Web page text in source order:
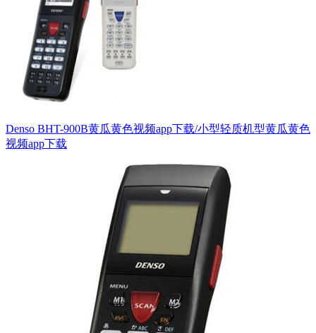
Denso BHT-900B黄瓜黄色视频app下载/小型轻质机型黄瓜黄色
视频app下载